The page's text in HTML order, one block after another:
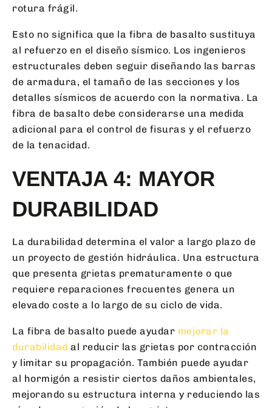
rotura frágil.
Esto no significa que la fibra de basalto sustituya
al refuerzo en el diseño sísmico. Los ingenieros
estructurales deben seguir diseñando las barras
de armadura, el tamaño de las secciones y los
detalles sísmicos de acuerdo con la normativa. La
fibra de basalto debe considerarse una medida
adicional para el control de fisuras y el refuerzo
de la tenacidad.
VENTAJA 4: MAYOR
DURABILIDAD
La durabilidad determina el valor a largo plazo de
un proyecto de gestión hidráulica. Una estructura
que presenta grietas prematuramente o que
requiere reparaciones frecuentes genera un
elevado coste a lo largo de su ciclo de vida.
La fibra de basalto puede ayudar mejorar la
durabilidad al reducir las grietas por contracción
y limitar su propagación. También puede ayudar
al hormigón a resistir ciertos daños ambientales,
mejorando su estructura interna y reduciendo las